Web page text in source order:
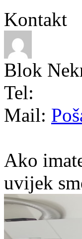
Kontakt
Blok
Tel:
Mail:
Ako
uvijek